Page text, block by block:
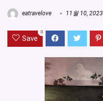
eatravelove 11월 10, 2023
Save
0